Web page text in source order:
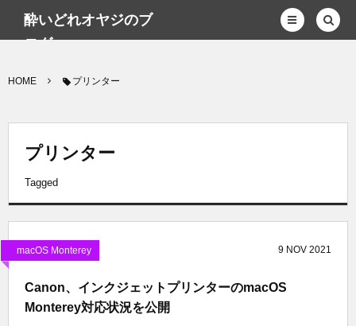
酔いどれオヤジのブ
ログwp
HOME プリンター
プリンター
Tagged
macOS Monterey 9 NOV 2021
Canon、インクジェットプリンターのmacOS
Monterey対応状況を公開